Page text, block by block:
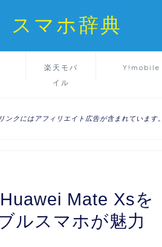
スマホ辞典
楽天モバ
イル
Y!mobile
クにはアフィリエイト広告が含まれています。
Mate Xsを
ルスマホが魅力